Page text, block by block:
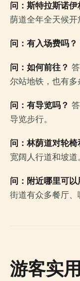
问：斯特拉斯诺
荫道全年全天候开
问：有入场费吗？
问：如何前往？
尔站地铁，也有多
问：有导览吗？
导览步行。
问：林荫道对轮椅
宽阔人行道和坡道
问：附近哪里可以
街道有众多餐厅、
游客实